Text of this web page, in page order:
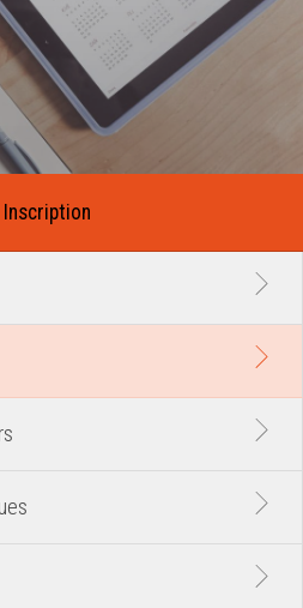
Inscription